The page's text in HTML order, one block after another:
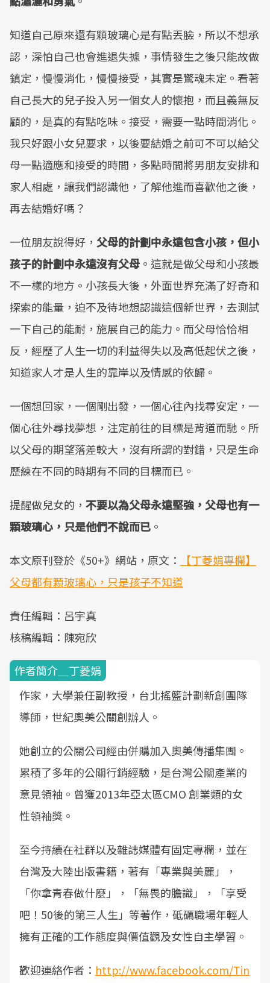
知道自己原來還有顆玻璃心是有點丟臉，所以不想承
認，深怕自己也會進退失據，事情發生之後只能故做
鎮定，慢慢消化，慢慢接受，其實是驚魂未定。看著
自己長大的兒子投入另一個女人的懷抱，而且義無反
顧的，是真的有點吃味。接受，需要一點時間消化。
我只好跟小女兒要求，以後要結婚之前可不可以給父
母一點適應和接受的時間，多點時間將男朋友安排和
家人相處，讓我們認識他，了解他進而喜歡他之後，
再去結婚好嗎？
一位朋友說得好， 父母的計劃中永遠包含小孩，但小
孩子的計劃中永遠沒有父母 。這就是做父母和小孩最
不一樣的地方。小孩長大後，外面世界充滿了好奇和
探索的能量，迫不及待地想認識這個新世界，去測試
一下自己的能耐，施展自己的能力。而父母恰恰相
反，經歷了人生一切的利益得失以及高低起伏之後，
知道家人才是人生的靠岸以及情感的依歸。
一個想回家，一個剛出發，一個心往內找尋安定，一
個心往外尋找夢想，注定前往的目標是背道而馳。所
以父母的期望落差較大，沒有所謂的對錯，只是生命
歷練在不同的時期有不同的目標而已。
提醒做兒女的， 不要以為父母永遠堅強，父母也有一
顆玻璃心，只是他們不說而已 。
本文原刊登於《50+》網站，原文：
【丁菱娟專欄】
父母都有顆玻璃心，只是孩子不知道
責任編輯：呂宇真
核稿編輯：陳宛欣
作者簡介＿丁菱娟
作家，大學兼任副教授，台北搖籃計劃新創團隊
導師，世紀奧美公關創辦人。
她創立的公關公司經由併購加入奧美傳播集團。
累積了多年的公關行銷經驗，是台灣公關產業的
意見領袖。曾獲2013年亞太區CMO 創業類的女
性領袖獎。
至今持續在社群以及雜誌媒體有固定專欄，並在
台灣及大陸出版書籍，著有「專業與美麗」，
「你拿青春做什麼」，「無畏的膽識」，「享受
吧！50後的第三人生」等著作，砥礪職場年輕人
擁有正確的工作態度與價值觀及女性自主學習。
歡迎連絡作者： http://www.facebook.com/Tin